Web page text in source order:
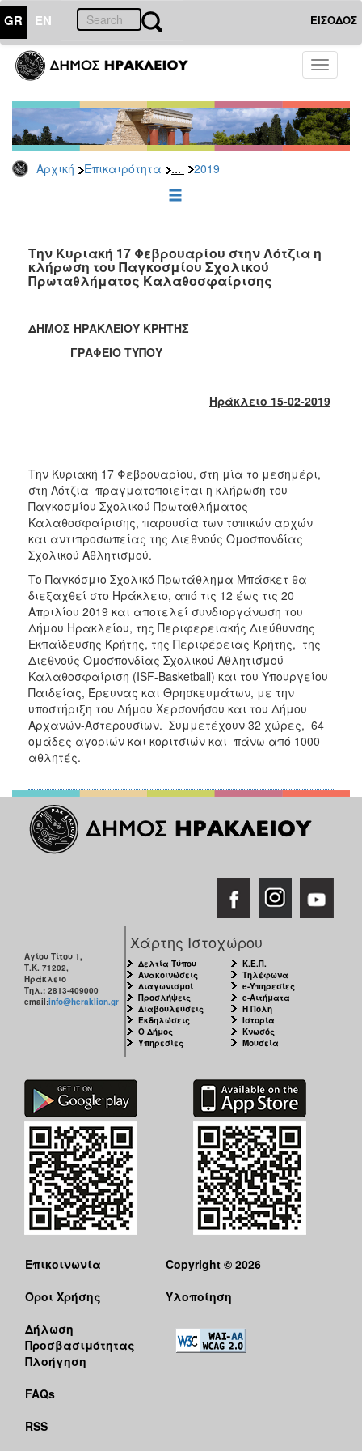
GR EN ΕΙΣΟΔΟΣ
Toggle
Αρχική Επικαιρότητα ... 2019
ΕΠΙΚΑΙΡΟΤΗΤΑ
Τύπου
Αρχείο
2026
2025
2022
2021
2019
2018
2012
2011
2010
2006
ΔΗΜΟΤΗΣ
ΕΠΙΣΚΕΠΤΗΣ
ΗΡΑΚΛΕΙΟ
Την Κυριακή 17 Φεβρουαρίου στην Λότζια η
κλήρωση του Παγκοσμίου Σχολικού
Πρωταθλήματος Καλαθοσφαίρισης
ΔΗΜΟΣ ΗΡΑΚΛΕΙΟΥ ΚΡΗΤΗΣ
ΓΡΑΦΕΙΟ ΤΥΠΟΥ
Ηράκλειο 15-02-2019
Την Κυριακή 17 Φεβρουαρίου, στη μία το μεσημέρι,
στη Λότζια πραγματοποιείται η κλήρωση του
Παγκοσμίου Σχολικού Πρωταθλήματος
Καλαθοσφαίρισης, παρουσία των τοπικών αρχών
και αντιπροσωπείας της Διεθνούς Ομοσπονδίας
Σχολικού Αθλητισμού.
Το Παγκόσμιο Σχολικό Πρωτάθλημα Μπάσκετ θα
διεξαχθεί στο Ηράκλειο, από τις 12 έως τις 20
Απριλίου 2019 και αποτελεί συνδιοργάνωση του
Δήμου Ηρακλείου, της Περιφερειακής Διεύθυνσης
Εκπαίδευσης Κρήτης, της Περιφέρειας Κρήτης, της
Διεθνούς Ομοσπονδίας Σχολικού Αθλητισμού-
Καλαθοσφαίριση (ISF-Basketball) και του Υπουργείου
Παιδείας, Έρευνας και Θρησκευμάτων, με την
υποστήριξη του Δήμου Χερσονήσου και του Δήμου
Αρχανών-Αστερουσίων. Συμμετέχουν 32 χώρες, 64
ομάδες αγοριών και κοριτσιών και πάνω από 1000
αθλητές.
Αγίου Τίτου 1,
Τ.Κ. 71202,
Ηράκλειο
Τηλ.: 2813-409000
email:info@heraklion.gr
Χάρτης Ιστοχώρου
Δελτία Τύπου
Ανακοινώσεις
Διαγωνισμοί
Προσλήψεις
Διαβουλεύσεις
Εκδηλώσεις
Ο Δήμος
Υπηρεσίες
Κ.Ε.Π.
Τηλέφωνα
e-Υπηρεσίες
e-Αιτήματα
Η Πόλη
Ιστορία
Κνωσός
Μουσεία
Επικοινωνία
Όροι Χρήσης
Δήλωση
Προσβασιμότητας
Πλοήγηση
FAQs
RSS
Copyright © 2026
Υλοποίηση